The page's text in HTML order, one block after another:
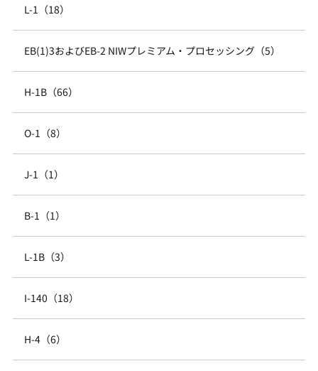
L-1（18）
EB(1)3およびEB-2 NIWプレミアム・プロセッシング（5）
H-1B（66）
O-1（8）
J-1（1）
B-1（1）
L-1B（3）
I-140（18）
H-4（6）